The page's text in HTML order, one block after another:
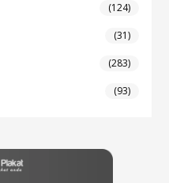
(124)
(31)
(283)
(93)